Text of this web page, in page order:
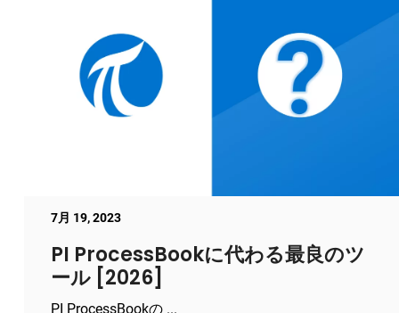
7月 19, 2023
PI ProcessBookに代わる最良のツ
ール [2026]
PI ProcessBookの ...